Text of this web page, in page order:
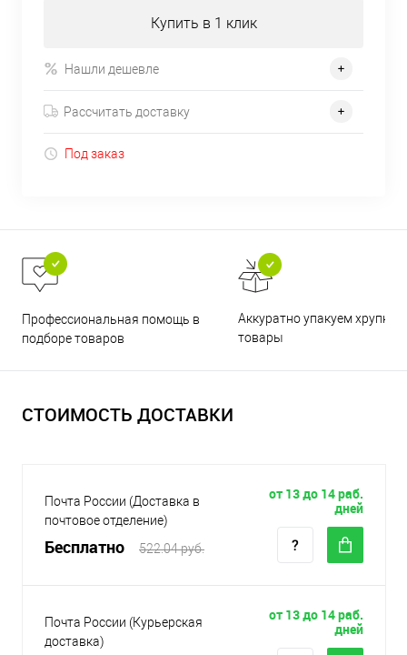
Купить в 1 клик
Нашли дешевле
Рассчитать доставку
Под заказ
Профессиональная помощь в
подборе товаров
Аккуратно упакуем хрупкие
товары
СТОИМОСТЬ ДОСТАВКИ
Почта России (Доставка в
почтовое отделение)
Бесплатно 522.04 руб.
от 13 до 14 раб.
дней
Почта России (Курьерская
доставка)
от 13 до 14 раб.
дней